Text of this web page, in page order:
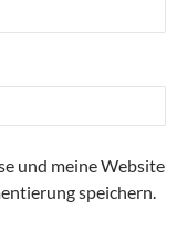
und meine Website
speichern.